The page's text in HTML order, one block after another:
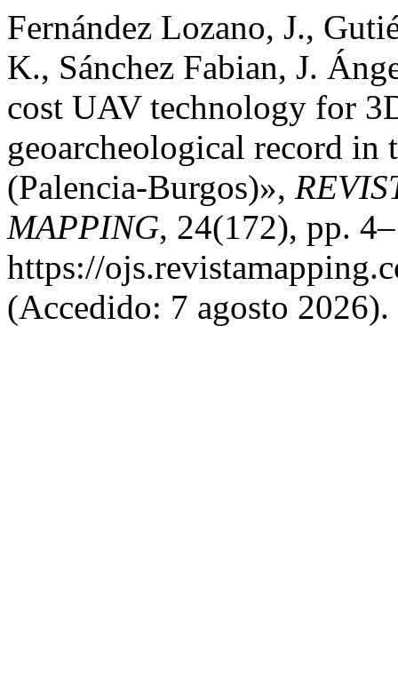
Fernández Lozano, J.,
K., Sánchez Fabian, J.
cost UAV technology for
geoarcheological record in
(Palencia-Burgos)»,
MAPPING, 24(172), pp.
https://
(Accedido: 7 agosto 2026).